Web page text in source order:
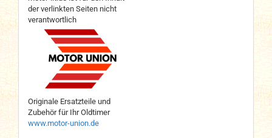
der verlinkten Seiten nicht
verantwortlich
Originale Ersatzteile und
Zubehör für Ihr Oldtimer
www.motor-union.de